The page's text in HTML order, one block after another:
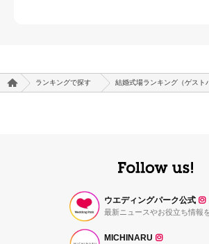
ランキングで探す 結婚式場ランキング（ゲスト
ウエディングパーク公式
最新ニュースやお役立ち情報
MICHINARU